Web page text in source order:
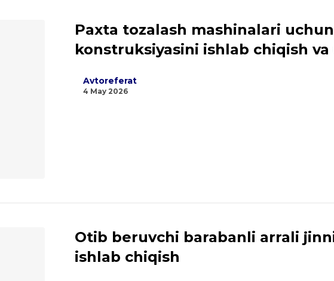
Paxta tozalash mashinalari
konstruksiyasini ishlab chiqish
Avtoreferat
4 May 2026
Otib beruvchi barabanli arrali
ishlab chiqish